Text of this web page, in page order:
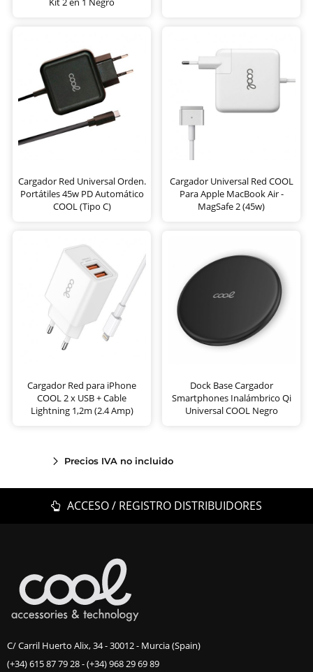
Cargador Red Universal Orden.
Portátiles 45w PD Automático
COOL (Tipo C)
Cargador Universal Red COOL
Para Apple MacBook Air -
MagSafe 2 (45w)
Cargador Red para iPhone
COOL 2 x USB + Cable
Lightning 1,2m (2.4 Amp)
Dock Base Cargador
Smartphones Inalámbrico Qi
Universal COOL Negro
Precios IVA no incluido
ACCESO / REGISTRO DISTRIBUIDORES
C/ Carril Huerto Alix, 34 - 30012 - Murcia (Spain)
(+34) 615 87 79 28-(+34) 968 29 69 89